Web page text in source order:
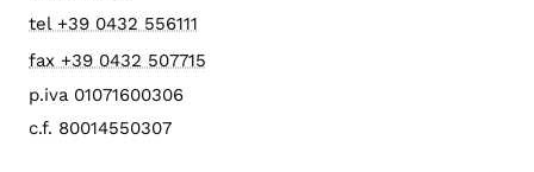
tel +39 0432 556111
fax +39 0432 507715
p.iva 01071600306
c.f. 80014550307